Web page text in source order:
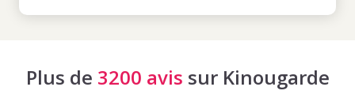
Plus de 3200 avis sur Kinougarde